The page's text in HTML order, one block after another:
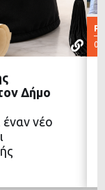
Δήμο
νέο